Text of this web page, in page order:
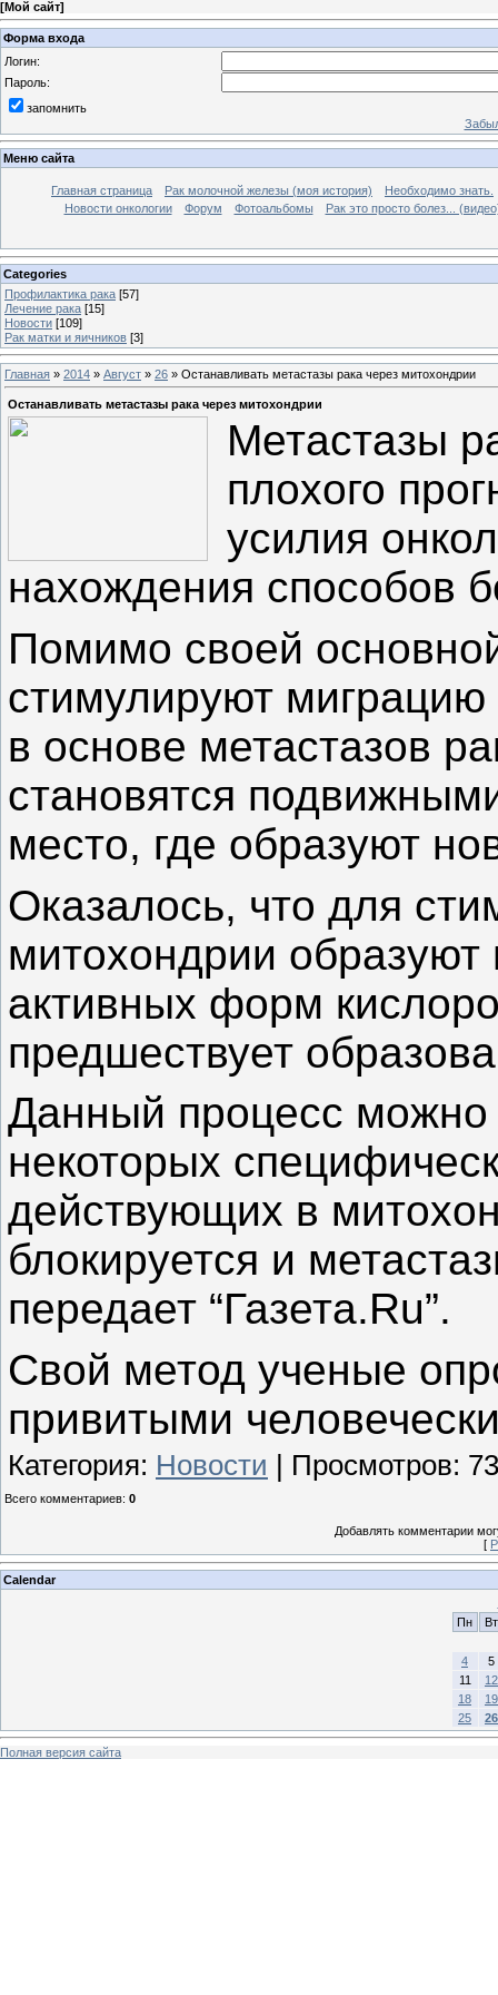
[Мой сайт]
Форма входа
Логин:
Пароль:
запомнить
Меню сайта
Главная страница Рак молочной железы (моя история)
Необходимо знать.
Новости онкологии
Форум Фотоальбомы Рак это просто болез...
Categories
Профилактика рака [57]
Лечение рака [15]
Новости [109]
Рак матки и яичников [3]
Главная » 2014 » Август » 26 » Останавливать метастазы рака через митохондрии
Останавливать метастазы рака через митохондрии
Метастазы
плохого
усилия
нахождения способов
Помимо своей
стимулируют миграцию
в основе метастазов
становятся
место, где образуют
Оказалось, что для
митохондрии образуют
активных форм
предшествует
Данный процесс
некоторых
действующих в
блокируется и
передает “Газета.Ru”.
Свой метод ученые
привитыми
Категория: Новости Просмотров:
Всего комментариев: 0
Добавлять комментарии
[
Calendar
Пн
Вт
4
5
11
12
18
19
25
26
Полная версия сайта